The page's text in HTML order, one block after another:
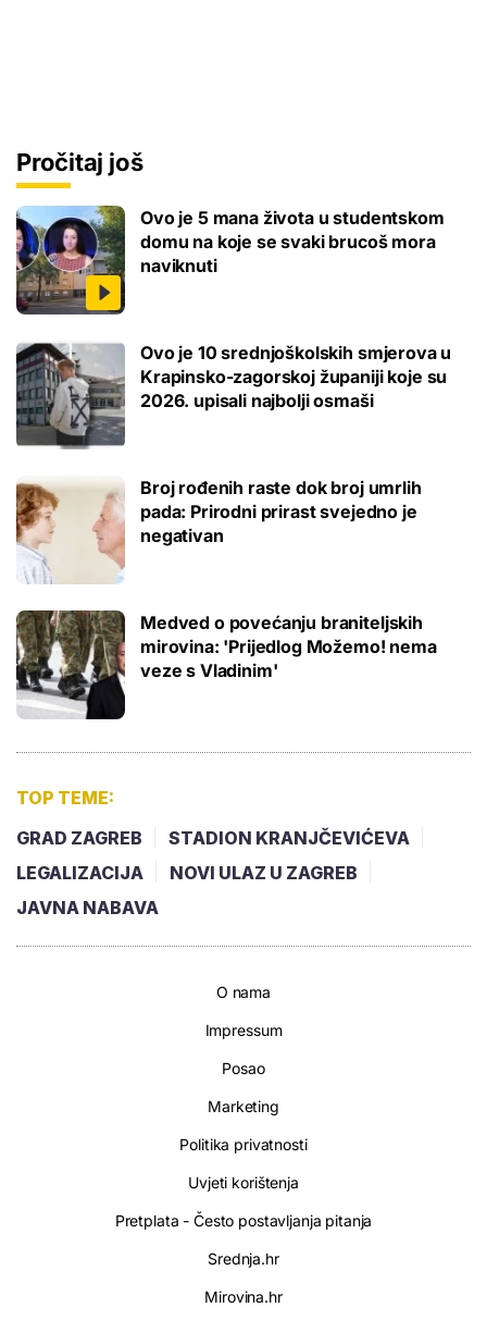
Pročitaj još
Ovo je 5 mana života u studentskom
domu na koje se svaki brucoš mora
naviknuti
Ovo je 10 srednjoškolskih smjerova u
Krapinsko-zagorskoj županiji koje su
2026. upisali najbolji osmaši
Broj rođenih raste dok broj umrlih
pada: Prirodni prirast svejedno je
negativan
Medved o povećanju braniteljskih
mirovina: 'Prijedlog Možemo! nema
veze s Vladinim'
TOP TEME:
GRAD ZAGREB
STADION KRANJČEVIĆEVA
LEGALIZACIJA
NOVI ULAZ U ZAGREB
JAVNA NABAVA
O nama
Impressum
Posao
Marketing
Politika privatnosti
Uvjeti korištenja
Pretplata - Često postavljanja pitanja
Srednja.hr
Mirovina.hr